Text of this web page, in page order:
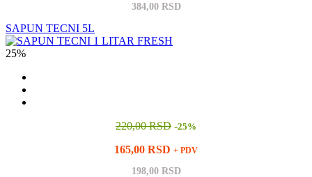
384,00 RSD
SAPUN TECNI 5L
25%
220,00 RSD -25%
165,00 RSD + PDV
198,00 RSD